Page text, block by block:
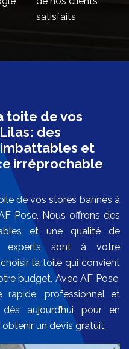
satisfaits
toite de vos
des
et
irréprochable
de vos stores bannes à
Pose. Nous offrons des
et une qualité de
experts sont à votre
la toile qui convient
budget. Avec AF Pose,
rapide, professionnel et
aujourd’hui pour en
un devis gratuit.